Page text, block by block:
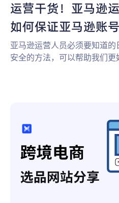
运营干货！亚马逊
如何保证亚马逊账
亚马逊运营人员必须要知道
安全的方法，可以帮助我们更